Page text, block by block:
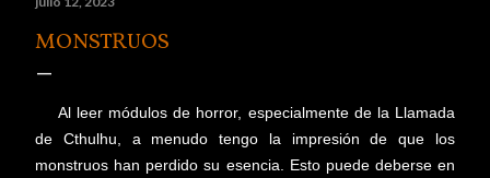
MONSTRUOS
Al leer módulos de horror, especialmente de la Llamada
de Cthulhu, a menudo tengo la impresión de que los
monstruos han perdido su esencia. Esto puede deberse en